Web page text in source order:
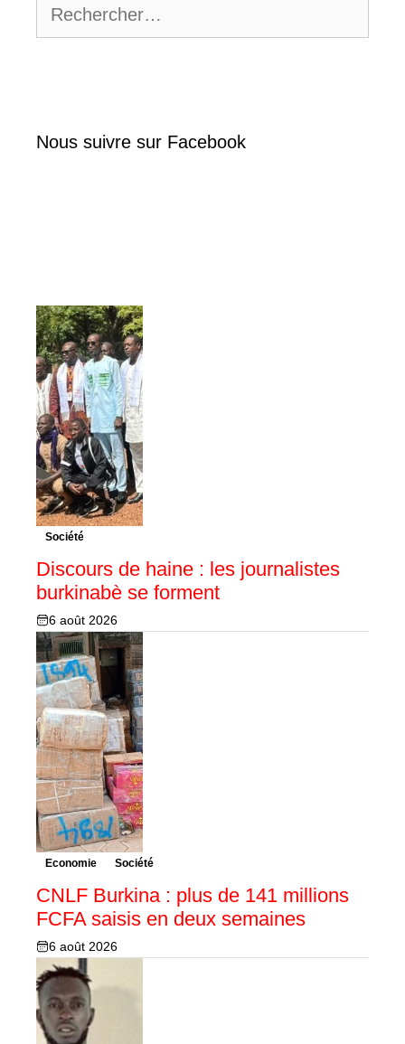
Nous suivre sur Facebook
Société
Discours de haine : les journalistes
burkinabè se forment
6 août 2026
Economie Société
CNLF Burkina : plus de 141 millions
FCFA saisis en deux semaines
6 août 2026